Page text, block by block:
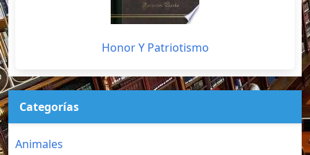
Honor Y Patriotismo
Categorías
Animales